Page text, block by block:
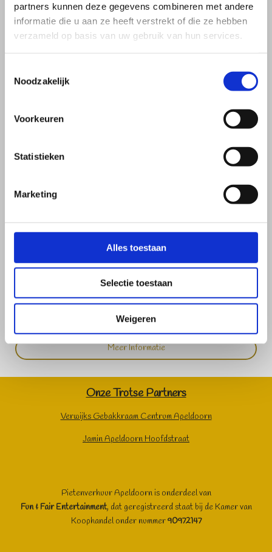
partners kunnen deze gegevens combineren met andere
informatie die u aan ze heeft verstrekt of die ze hebben
verzameld op basis van uw gebruik van hun services.
Noodzakelijk
Voorkeuren
Statistieken
Marketing
Alles toestaan
Selectie toestaan
Weigeren
Meer Informatie
Onze Trotse Partners
Verwijks Gebakkraam Centrum Apeldoorn
Jamin Apeldoorn Hoofdstraat
Pietenverhuur Apeldoorn is onderdeel van
Fun & Fair Entertainment, dat geregistreerd staat bij de Kamer van
Koophandel onder nummer90972147